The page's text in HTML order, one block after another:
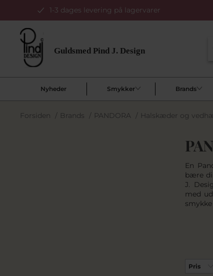
1-3 dages levering på lagervarer
Nyheder Smykker Brands
Forsiden / Brands / PANDORA / Halskæder og
En
bære
J.
med
Pris